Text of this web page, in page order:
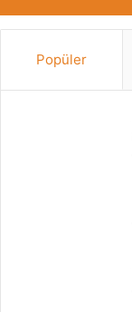
Popüler